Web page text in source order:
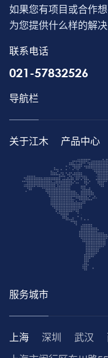
如果您有项目或合作
为您提供什么样的解
联系电话
021-57832526
导航栏
关于江木 产品中心
服务城市
上海 深圳 武汉